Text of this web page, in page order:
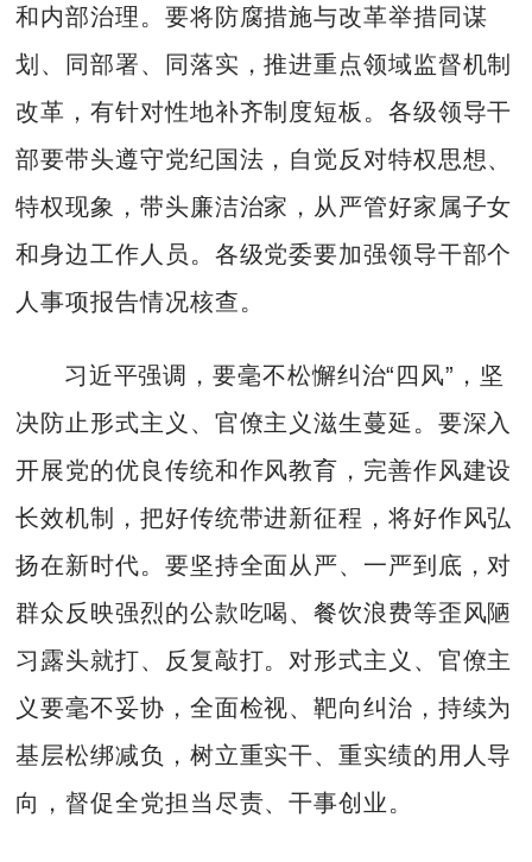
和内部治理。要将防腐措施与改革举措同谋
划、同部署、同落实，推进重点领域监督机制
改革，有针对性地补齐制度短板。各级领导干
部要带头遵守党纪国法，自觉反对特权思想、
特权现象，带头廉洁治家，从严管好家属子女
和身边工作人员。各级党委要加强领导干部个
人事项报告情况核查。
习近平强调，要毫不松懈纠治“四风”，坚
决防止形式主义、官僚主义滋生蔓延。要深入
开展党的优良传统和作风教育，完善作风建设
长效机制，把好传统带进新征程，将好作风弘
扬在新时代。要坚持全面从严、一严到底，对
群众反映强烈的公款吃喝、餐饮浪费等歪风陋
习露头就打、反复敲打。对形式主义、官僚主
义要毫不妥协，全面检视、靶向纠治，持续为
基层松绑减负，树立重实干、重实绩的用人导
向，督促全党担当尽责、干事创业。